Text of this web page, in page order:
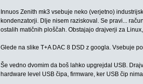
Innuos Zenith mk3 vsebuje neko (verjetno)
kondenzatorji. Dlje nisem raziskoval. Se pravi...
ostalih matičnih ploščah. Obstajajo drajverji za
Glede na slike T+A DAC 8 DSD z googla. Vsebuje
Še vedno dvomim da boš lahko upgrejdal USB.
hardware level USB čipa, firmware, ker USB čip